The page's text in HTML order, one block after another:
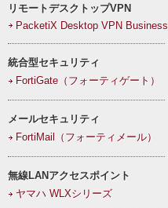
リモートデスクトップVPN
PacketiX Desktop VPN Business
統合型セキュリティ
FortiGate（フォーティゲート）
メールセキュリティ
FortiMail（フォーティメール）
無線LANアクセスポイント
ヤマハ WLXシリーズ